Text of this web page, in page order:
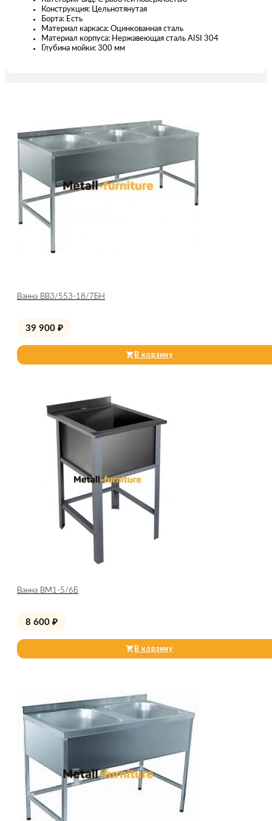
Конструкция: Цельнотянутая
Борта: Есть
Материал каркаса: Оцинкованная сталь
Материал корпуса: Нержавеющая сталь AISI 304
Глубина мойки: 300 мм
Ванна ВВ3/553-18/7БН
39 900 ₽
В корзину
Ванна ВМ1-5/6Б
8 600 ₽
В корзину